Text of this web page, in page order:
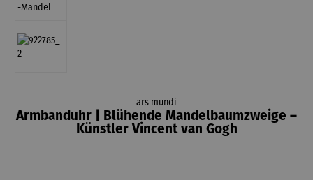
ars mundi
Armbanduhr | Blühende Mandelbaumzweige –
Künstler Vincent van Gogh